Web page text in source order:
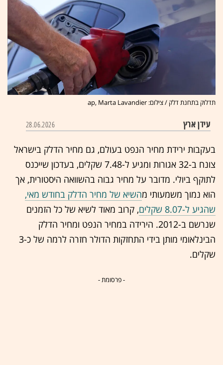
תדלוק בתחנת דלק / צילום: ap, Marta Lavandier
עידן ארץ 28.06.2026
בעקבות ירידת מחיר הנפט בעולם, גם מחיר הדלק בישראל
צונח ב-32 אגורות ומגיע ל-7.48 שקלים, בעדכון שייכנס
לתוקף ביולי. מדובר על מחיר גבוה בהשוואה היסטורית, אך
הוא נמוך משמעותי מהשיא של מחיר הדלק בחודש מאי,
שהגיע ל-8.07 שקלים
, קרוב מאוד לשיא של כל הזמנים
שנרשם ב-2012. הירידה במחיר הנפט ומחיר הדלק
הבינלאומי מותן בידי התחזקות הדולר חזרה לרמה של כ-3
שקלים.
- פרסומת -